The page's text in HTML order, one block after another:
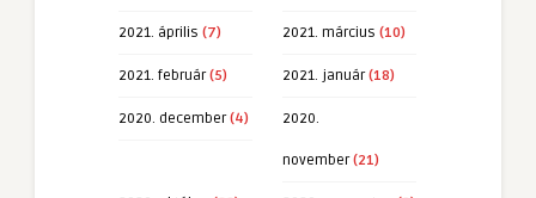
2021. április (7) 2021. március (10)
2021. február(5) 2021. január(18)
2020. december(4) 2020.
november(21)